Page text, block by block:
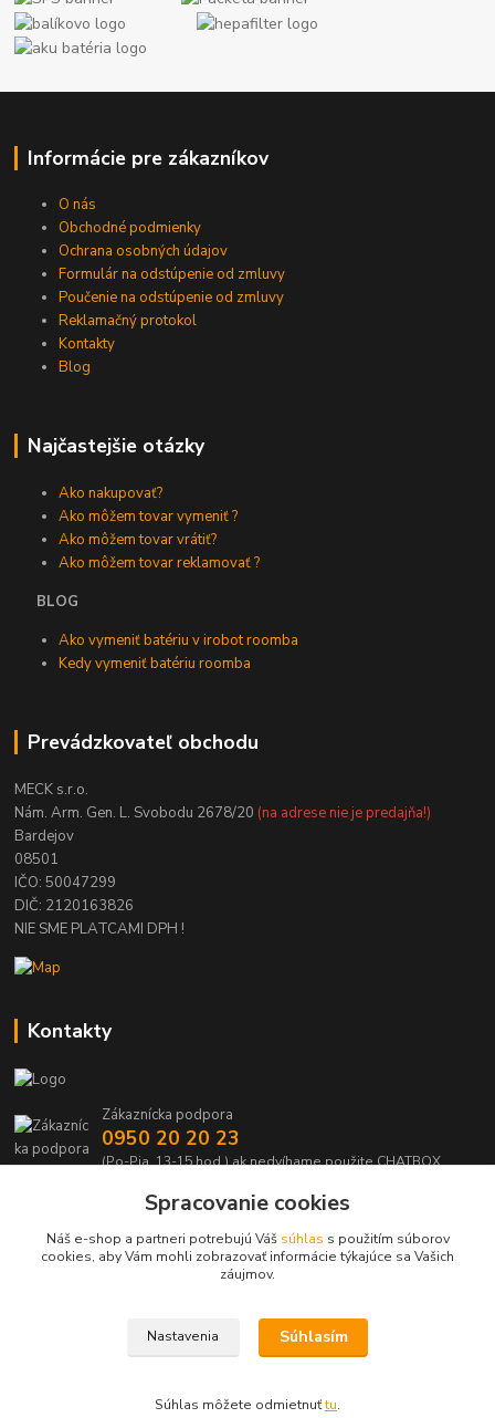
Informácie pre zákazníkov
O nás
Obchodné podmienky
Ochrana osobných údajov
Formulár na odstúpenie od zmluvy
Poučenie na odstúpenie od zmluvy
Reklamačný protokol
Kontakty
Blog
Najčastejšie otázky
Ako nakupovať?
Ako môžem tovar vymeniť ?
Ako môžem tovar vrátiť?
Ako môžem tovar reklamovať ?
BLOG
Ako vymeniť batériu v irobot roomba
Kedy vymeniť batériu roomba
Prevádzkovateľ obchodu
MECK s.r.o.
Nám. Arm. Gen. L. Svobodu 2678/20 (na adrese nie je predajňa!)
Bardejov
08501
IČO: 50047299
DIČ: 2120163826
NIE SME PLATCAMI DPH !
Kontakty
Zákaznícka podpora
0950 20 20 23
(Po-Pia, 13-15 hod.) ak nedvíhame použite CHATBOX
info@kabelmanie.sk
Upravit sběr cookies.
Spracovanie cookies
Náš e-shop a partneri potrebujú Váš súhlas s použitím súborov
cookies, aby Vám mohli zobrazovať informácie týkajúce sa Vašich
záujmov.
Nastavenia Súhlasím
Súhlas môžete odmietnuťtu.